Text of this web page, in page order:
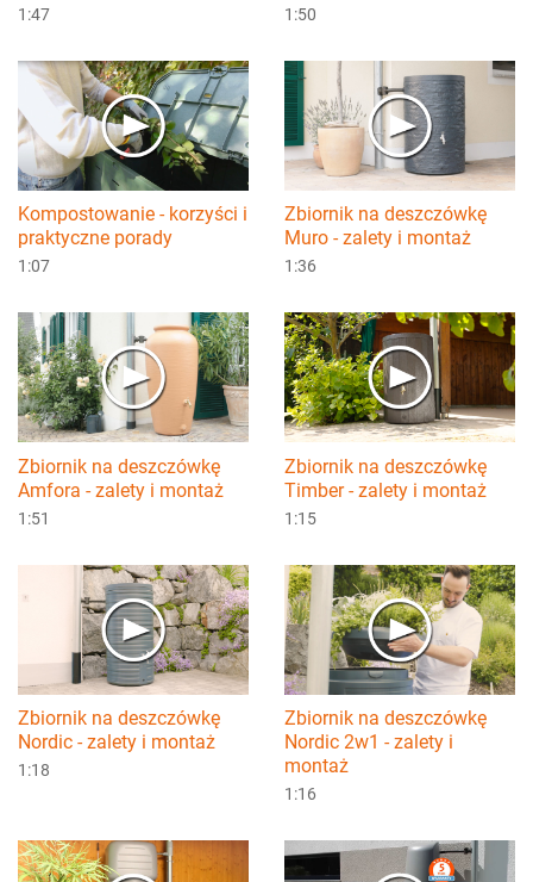
1:47 1:50
Kompostowanie - korzyści i
praktyczne porady
1:07
Zbiornik na deszczówkę
Muro - zalety i montaż
1:36
Zbiornik na deszczówkę
Amfora - zalety i montaż
1:51
Zbiornik na deszczówkę
Timber - zalety i montaż
1:15
Zbiornik na deszczówkę
Nordic - zalety i montaż
1:18
Zbiornik na deszczówkę
Nordic 2w1 - zalety i
montaż
1:16